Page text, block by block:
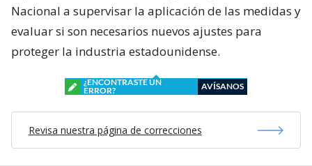
Nacional a supervisar la aplicación de las medidas y
evaluar si son necesarios nuevos ajustes para
proteger la industria estadounidense.
¿ENCONTRASTE UN
ERROR?
AVÍSANOS
Revisa nuestra página de correcciones